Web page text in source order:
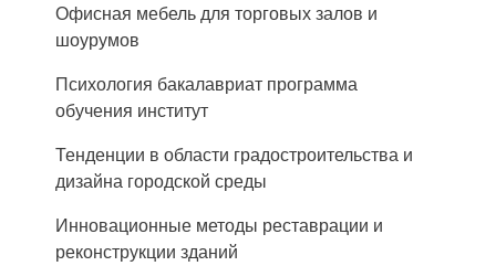
Офисная мебель для торговых залов и
шоурумов
Психология бакалавриат программа
обучения институт
Тенденции в области градостроительства и
дизайна городской среды
Инновационные методы реставрации и
реконструкции зданий